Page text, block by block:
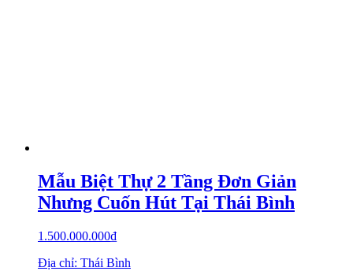
Mẫu Biệt Thự 2 Tầng Đơn Giản
Nhưng Cuốn Hút Tại Thái Bình
1.500.000.000₫
Địa chỉ: Thái Bình